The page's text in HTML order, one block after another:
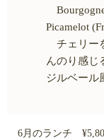
Picamelot
チェリー
んのり感じ
ジルベール
6月のランチ